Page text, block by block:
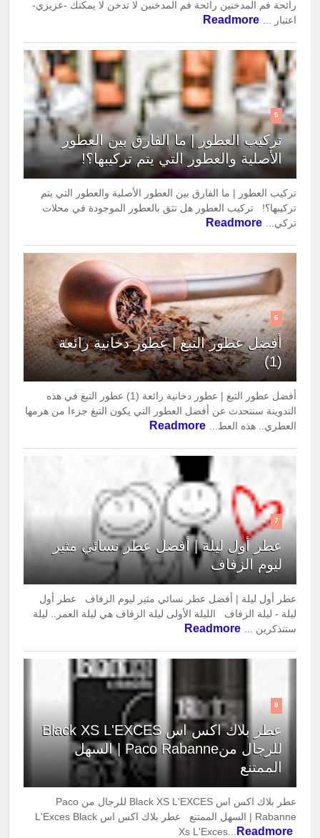
رائحة فم المدخنين رائحة فم المدخنين لا تدخن لا يمكنك -عزيزي-
اعتبار ...
Readmore
5
تركيب العطور | ما الفارق بين العطور
الأصلية والعطور التي يتم تركيبها؟!
تركيب العطور | ما الفارق بين العطور الأصلية والعطور التي يتم
تركيبها؟! تركيب العطور هل تثق بالعطور الموجودة في محلات
تركي...
Readmore
6
أفضل عطور التبغ | عطور دخانية رائعة
(1)
أفضل عطور التبغ | عطور دخانية رائعة (1) عطور التبغ في هذه
التدوينة سنتحدث عن أفضل العطور التي يكون التبغ جزءا من هرمها
العطري.. هذه العط...
Readmore
7
عطر أول ليلة | أفضل عطر نسائي مثير
ليوم الزفاف
عطر أول ليلة | أفضل عطر نسائي مثير ليوم الزفاف عطر أول
ليلة - ليلة الزفاف الليلة الأولى ليلة الزفاف هي ليلة العمر.. ليلة
ستتذكرين ...
Readmore
8
عطر بلاك اكس اس Black XS L'EXCES
للرجال منPaco Rabanne | السهل
الممتنع
عطر بلاك اكس اس Black XS L'EXCES للرجال من Paco
Rabanne | السهل الممتنع عطر بلاك اكس اس L'Exces Black
Xs L'Exces...
Readmore